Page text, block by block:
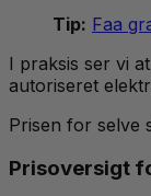
Tip: Faa
I praksis ser vi
autoriseret
Prisen for selve
Prisoversigt